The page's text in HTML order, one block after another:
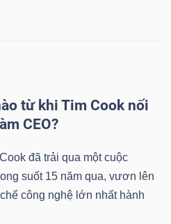
từ khi Tim Cook nối
CEO?
đã trải qua một cuộc
suốt 15 năm qua, vươn lên
công nghệ lớn nhất hành